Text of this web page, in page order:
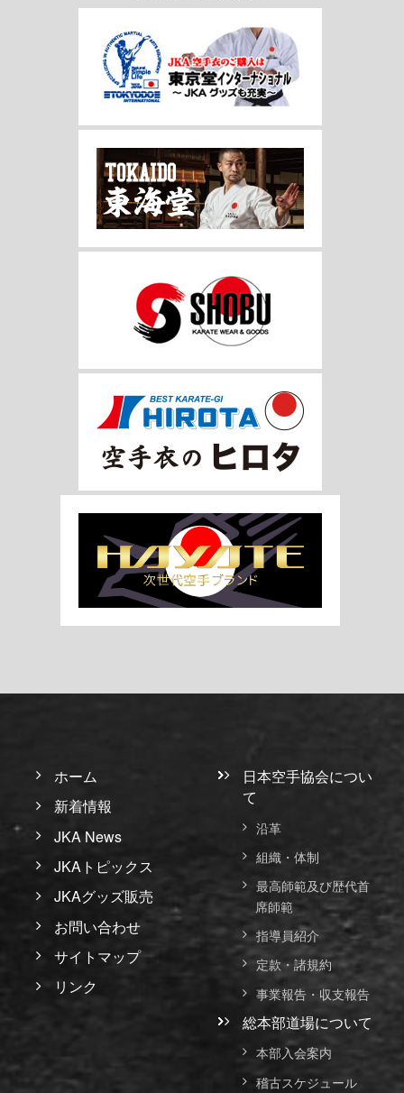
ホーム
新着情報
JKA News
JKAトピックス
JKAグッズ販売
お問い合わせ
サイトマップ
リンク
日本空手協会につい
て
沿革
組織・体制
最高師範及び歴代首
席師範
指導員紹介
定款・諸規約
事業報告・収支報告
総本部道場について
本部入会案内
稽古スケジュール